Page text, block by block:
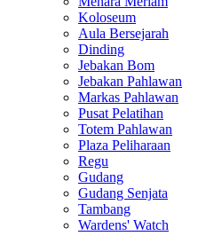
Koloseum
Aula Bersejarah
Dinding
Jebakan Bom
Jebakan Pahlawan
Markas Pahlawan
Pusat Pelatihan
Totem Pahlawan
Plaza Peliharaan
Regu
Gudang
Gudang Senjata
Tambang
Wardens' Watch